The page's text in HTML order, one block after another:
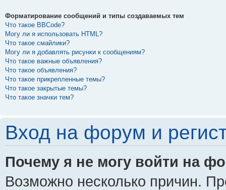
Форматирование сообщений и типы создаваемых тем
Что такое BBCode?
Могу ли я использовать HTML?
Что такое смайлики?
Могу ли я добавлять рисунки к сообщениям?
Что такое важные объявления?
Что такое объявления?
Что такое прикрепленные темы?
Что такое закрытые темы?
Что такое значки тем?
Вход на форум и
Почему я не могу войти на
Возможно несколько причин.